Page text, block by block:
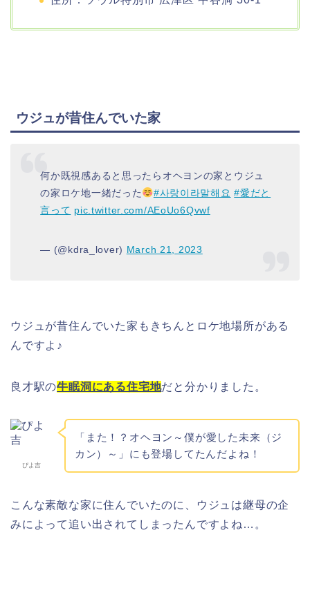
ウジュが昔住んでいた家
何か既視感あると思ったらオヘヨンの家とウジュ
の家ロケ地一緒だった
#사랑이라말해요 #愛だと
言って pic.twitter.com/AEoUo6Qvwf
— (@kdra_lover) March 21, 2023
ウジュが昔住んでいた家もきちんとロケ地場所がある
んですよ♪
良才駅の牛眠洞にある住宅地だと分かりました。
ぴよ吉
「 また！？オヘヨン～僕が愛した未来（ジ
カン）～」にも登場してたんだよね！
こんな素敵な家に住んでいたのに、ウジュは継母の企
みによって追い出されてしまったんですよね…。